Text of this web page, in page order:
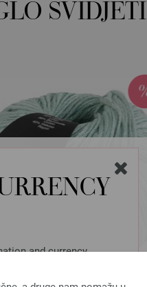
and currency.
SVIDJETI